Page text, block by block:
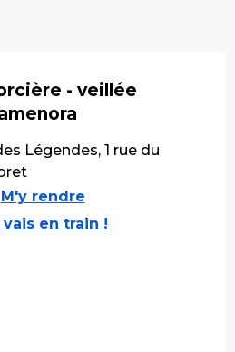
- veillée
Légendes, 1 rue du
M'y rendre
vais en train !